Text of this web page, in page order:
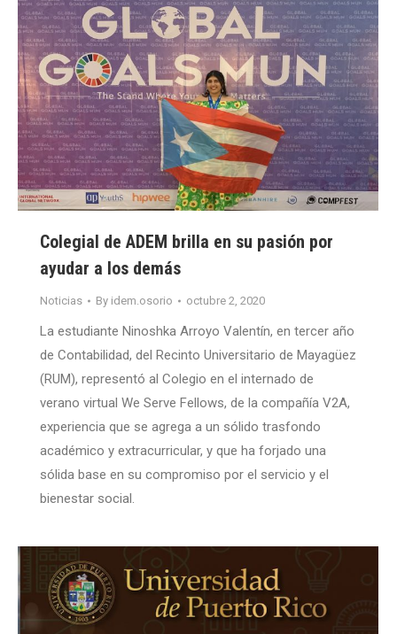
Colegial de ADEM brilla en su pasión por
ayudar a los demás
Noticias By idem.osorio octubre 2, 2020
La estudiante Ninoshka Arroyo Valentín, en tercer año
de Contabilidad, del Recinto Universitario de Mayagüez
(RUM), representó al Colegio en el internado de
verano virtual We Serve Fellows, de la compañía V2A,
experiencia que se agrega a un sólido trasfondo
académico y extracurricular, y que ha forjado una
sólida base en su compromiso por el servicio y el
bienestar social.